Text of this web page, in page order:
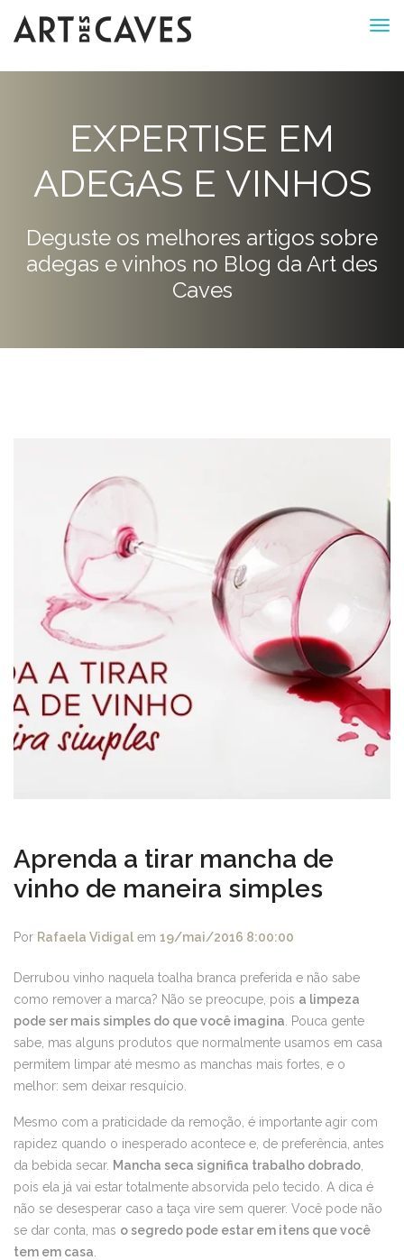
EXPERTISE EM
ADEGAS E VINHOS
Deguste os melhores artigos sobre
adegas e vinhos no Blog da Art des
Caves
Aprenda a tirar mancha de
vinho de maneira simples
Por Rafaela Vidigal em 19/mai/2016 8:00:00
Derrubou vinho naquela toalha branca preferida e não sabe
como remover a marca? Não se preocupe, pois a limpeza
pode ser mais simples do que você imagina . Pouca gente
sabe, mas alguns produtos que normalmente usamos em casa
permitem limpar até mesmo as manchas mais fortes, e o
melhor: sem deixar resquício.
Mesmo com a praticidade da remoção, é importante agir com
rapidez quando o inesperado acontece e, de preferência, antes
da bebida secar. Mancha seca significa trabalho dobrado
pois ela já vai estar totalmente absorvida pelo tecido. A dica é
não se desesperar caso a taça vire sem querer. Você pode não
se dar conta, mas o segredo pode estar em itens que você
tem em casa